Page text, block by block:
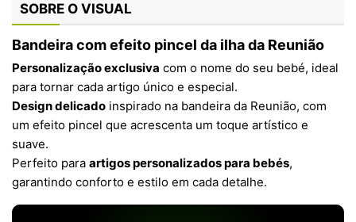
SOBRE O VISUAL
Bandeira com efeito pincel da ilha da Reunião
Personalização exclusiva com o nome do seu bebé, ideal
para tornar cada artigo único e especial.
Design delicado inspirado na bandeira da Reunião, com
um efeito pincel que acrescenta um toque artístico e
suave.
Perfeito para artigos personalizados para bebés,
garantindo conforto e estilo em cada detalhe.